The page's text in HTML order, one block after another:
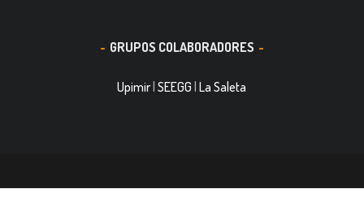
GRUPOS COLABORADORES
Upimir|SEEGG |La Saleta
© 2016, Smith&Nephew, S.A. es un negocio mundial de